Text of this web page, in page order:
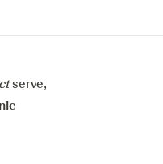
serve,Accepter tout